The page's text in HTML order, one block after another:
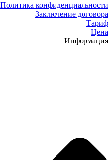
Политика конфиденциальности
Заключение договора
Тариф
Цена
Информация